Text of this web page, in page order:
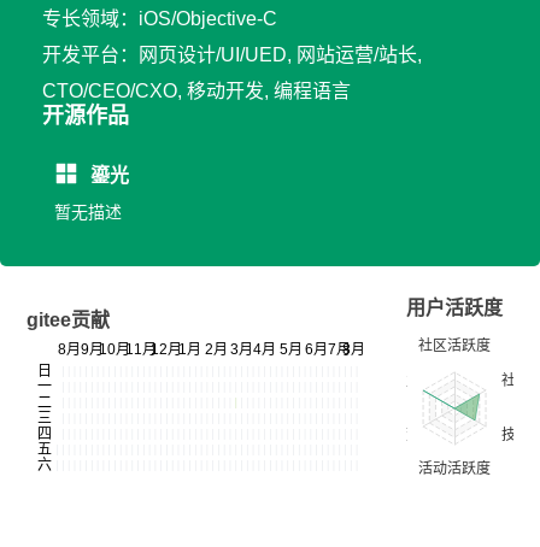
专长领域：iOS/Objective-C
开发平台：网页设计/UI/UED, 网站运营/站长,
CTO/CEO/CXO, 移动开发, 编程语言
开源作品
鎏光
暂无描述
gitee贡献
用户活跃度